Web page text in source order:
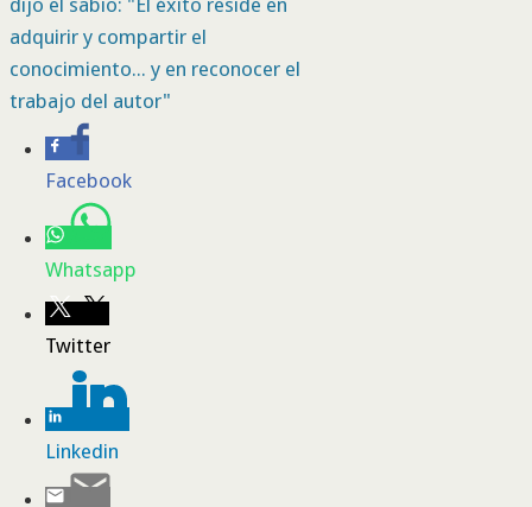
dijo el sabio: "El éxito reside en
adquirir y compartir el
conocimiento... y en reconocer el
trabajo del autor"
Facebook
Whatsapp
Twitter
Linkedin